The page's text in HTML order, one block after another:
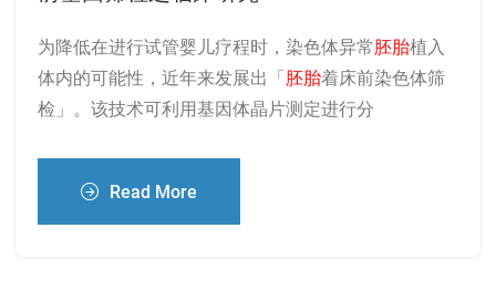
为降低在进行试管婴儿疗程时，染色体异常胚胎植入
体内的可能性，近年来发展出「胚胎着床前染色体筛
检」。该技术可利用基因体晶片测定进行分
Read More